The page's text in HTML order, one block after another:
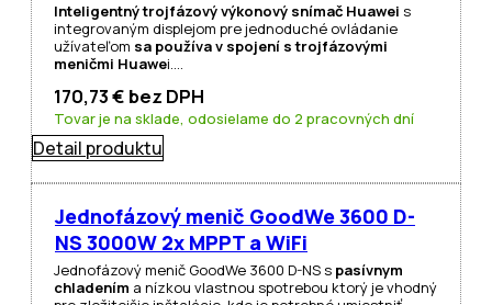
Inteligentný trojfázový výkonový snímač Huawei s
integrovaným displejom pre jednoduché ovládanie
užívateľom sa používa v spojení s trojfázovými
meničmi Huawei.…
170,73€ bez DPH
Tovar je na sklade, odosielame do 2 pracovných dní
Detail produktu
Jednofázový menič GoodWe 3600 D-
NS 3000W 2x MPPT a WiFi
Jednofázový menič GoodWe 3600 D-NS s pasívnym
chladením a nízkou vlastnou spotrebou ktorý je vhodný